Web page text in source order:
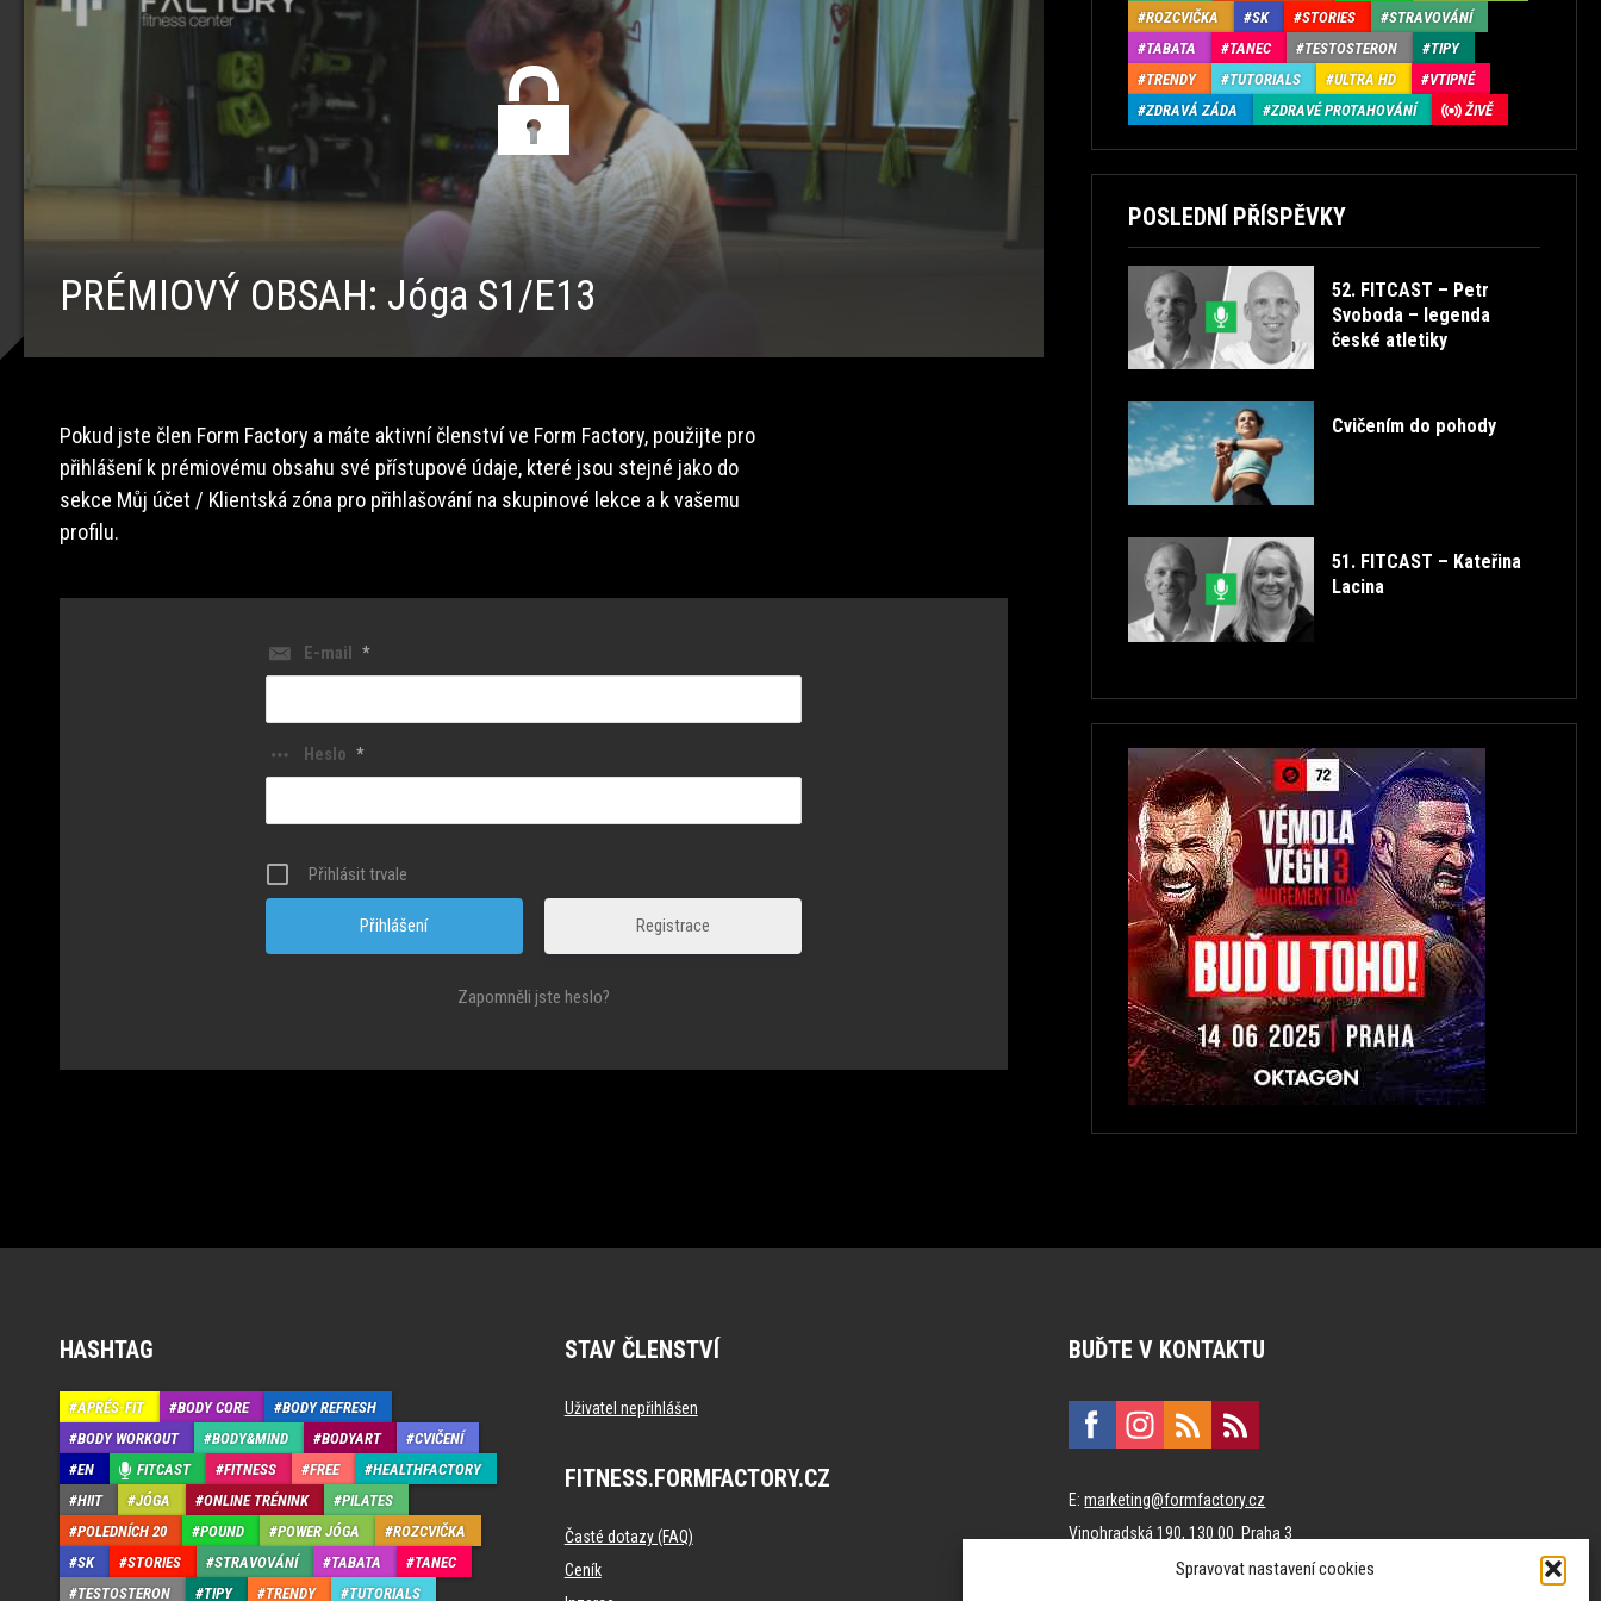
Spravovat nastavení cookies
PRÉMIOVÝ OBSAH: Jóga S1/E13
Pokud jste člen Form Factory a máte aktivní členství ve Form Factory, použijte pro
přihlášení k prémiovému obsahu své přístupové údaje, které jsou stejné jako do
sekce Můj účet / Klientská zóna pro přihlašování na skupinové lekce a k vašemu
profilu.
E-mail *
Heslo *
Přihlásit trvale
Registrace
Zapomněli jste heslo?
ROZCVIČKA
SK STORIES
STRAVOVÁNÍ
TABATA
TANEC TESTOSTERON
TIPY
TRENDY
TUTORIALS ULTRA HD
VTIPNÉ
ZDRAVÁ ZÁDA
ZDRAVÉ PROTAHOVÁNÍ ŽIVĚ
POSLEDNÍ PŘÍSPĚVKY
52. FITCAST – Petr
Svoboda – legenda
české atletiky
Cvičením do pohody
51. FITCAST – Kateřina
Lacina
HASHTAG
APRÉS-FIT BODY CORE
BODY REFRESH
BODY WORKOUT
BODY&MIND BODYART
CVIČENÍ
EN
FITCAST FITNESS FREE
HEALTHFACTORY
HIIT
JÓGA ONLINE TRÉNINK
PILATES
POLEDNÍCH 20
POUND POWER JÓGA
ROZCVIČKA
SK
STORIES STRAVOVÁNÍ TABATA
TANEC
TESTOSTERON
TIPY TRENDY TUTORIALS
STAV ČLENSTVÍ
Uživatel nepřihlášen
FITNESS.FORMFACTORY.CZ
Časté dotazy (FAQ)
Ceník
BUĎTE V KONTAKTU
E:marketing@formfactory.cz
Vinohradská 190, 130 00 Praha 3